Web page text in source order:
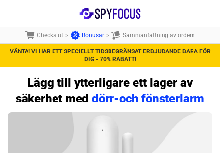
Checka ut > Bonusar > Sammanfattning av ordern
VÄNTA! VI HAR ETT SPECIELLT TIDSBEGRÄNSAT ERBJUDANDE BARA FÖR
DIG - 70% RABATT!
Lägg till ytterligare ett lager av
säkerhet med dörr-och fönsterlarm